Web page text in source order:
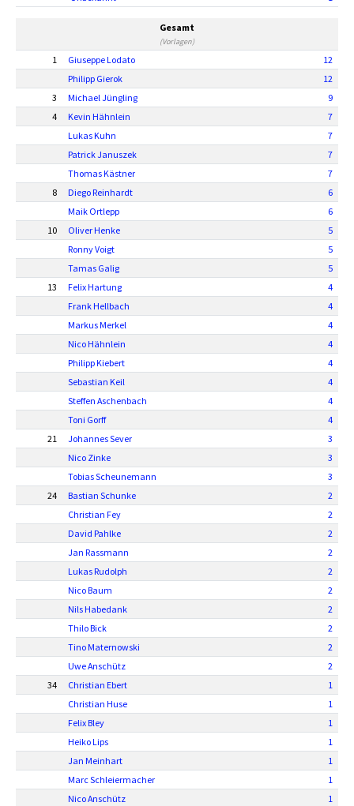
Gesamt
(Vorlagen)
1 Giuseppe Lodato
12
Philipp Gierok
12
3
Michael Jüngling
9
4
Kevin Hähnlein
7
Lukas Kuhn
7
Patrick Januszek
7
Thomas Kästner
7
8
Diego Reinhardt
6
Maik Ortlepp
6
10
Oliver Henke
5
Ronny Voigt
5
Tamas Galig
5
13
Felix Hartung
4
Frank Hellbach
4
Markus Merkel
4
Nico Hähnlein
4
Philipp Kiebert
4
Sebastian Keil
4
Steffen Aschenbach
4
Toni Gorff
4
21
Johannes Sever
3
Nico Zinke
3
Tobias Scheunemann
3
24
Bastian Schunke
2
Christian Fey
2
David Pahlke
2
Jan Rassmann
2
Lukas Rudolph
2
Nico Baum
2
Nils Habedank
2
Thilo Bick
2
Tino Maternowski
2
Uwe Anschütz
2
34
Christian Ebert
1
Christian Huse
1
Felix Bley
1
Heiko Lips
1
Jan Meinhart
1
Marc Schleiermacher
1
Nico Anschütz
1